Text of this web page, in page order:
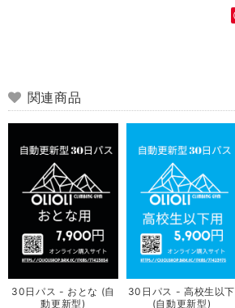
関連商品
30日パス - おとな (自
動更新型)
30日パス - 高校生以下
(自動更新型)